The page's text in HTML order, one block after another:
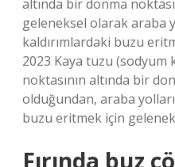
altında bir donma
geleneksel olarak araba
kaldırımlardaki buzu
2023 Kaya tuzu
noktasının altında bir
olduğundan, araba
buzu eritmek için
Fırında buz